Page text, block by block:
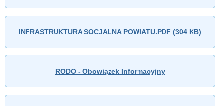
INFRASTRUKTURA SOCJALNA POWIATU.PDF (304 KB)
RODO - Obowiązek Informacyjny